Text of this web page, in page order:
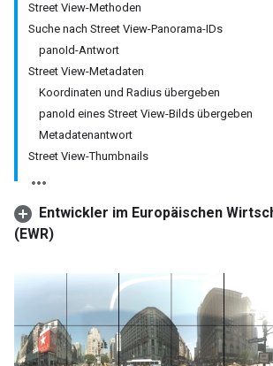
Street View-Methoden
Suche nach Street View-Panorama-IDs
panoId-Antwort
Street View-Metadaten
Koordinaten und Radius übergeben
panoId eines Street View-Bilds übergeben
Metadatenantwort
Street View-Thumbnails
Entwickler im Europäischen
(EWR)